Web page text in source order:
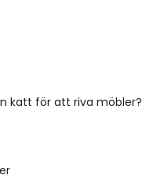
katt för att riva möbler?